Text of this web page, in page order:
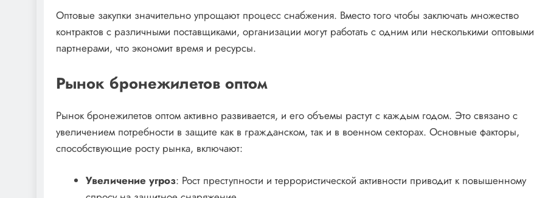
Оптовые закупки значительно упрощают процесс снабжения. Вместо того чтобы заключать множество
контрактов с различными поставщиками, организации могут работать с одним или несколькими оптовыми
партнерами, что экономит время и ресурсы.
Рынок бронежилетов оптом
Рынок бронежилетов оптом активно развивается, и его объемы растут с каждым годом. Это связано с
увеличением потребности в защите как в гражданском, так и в военном секторах. Основные факторы,
способствующие росту рынка, включают:
Увеличение угроз: Рост преступности и террористической активности приводит к повышенному